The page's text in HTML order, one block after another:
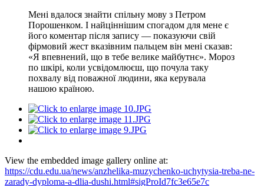
Мені вдалося знайти спільну мову з Петром
Порошенком. І найціннішим спогадом для мене є
його коментар після запису — показуючи свій
фірмовий жест вказівним пальцем він мені сказав:
«Я впевнений, що в тебе велике майбутнє». Мороз
по шкірі, коли усвідомлюєш, що почула таку
похвалу від поважної людини, яка керувала
нашою країною.
View the embedded image gallery online at:
https://cdu.edu.ua/news/anzhelika-muzychenko-uchytysia-treba-ne-
zarady-dyploma-a-dlia-dushi.html#sigProId7fc3e65e7c